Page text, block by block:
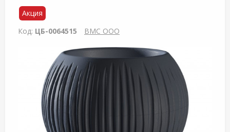
Акция
Код: ЦБ-0064515 ВМС ООО